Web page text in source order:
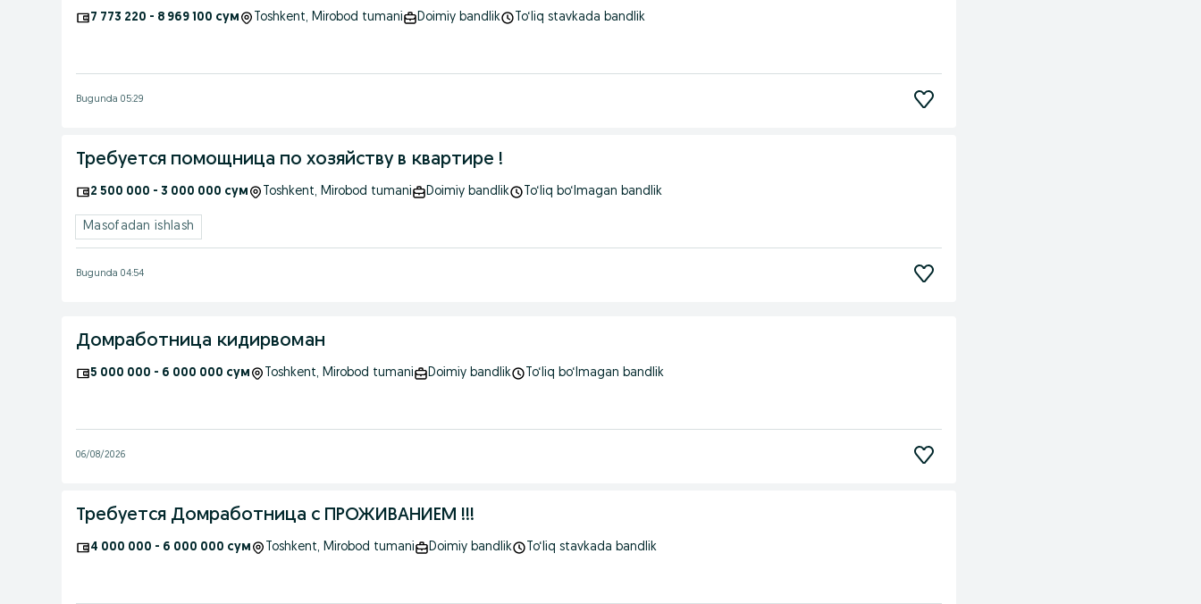
7 773 220 - 8 969 100 сум Toshkent, Mirobod tumani Doimiy bandlik To‘liq stavkada bandlik
Bugunda 05:29
Требуется помощница по хозяйству в квартире !
2 500 000 - 3 000 000 сум Toshkent, Mirobod tumani Doimiy bandlik To‘liq bo‘lmagan bandlik
Masofadan ishlash
Bugunda 04:54
Домработница кидирвоман
5 000 000 - 6 000 000 сум Toshkent, Mirobod tumani Doimiy bandlik To‘liq bo‘lmagan bandlik
06/08/2026
Требуется Домработница с ПРОЖИВАНИЕМ !!!
4 000 000 - 6 000 000 сум Toshkent, Mirobod tumani Doimiy bandlik To‘liq stavkada bandlik